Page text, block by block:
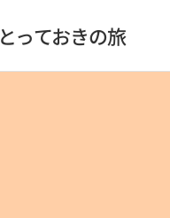
とっておきの旅